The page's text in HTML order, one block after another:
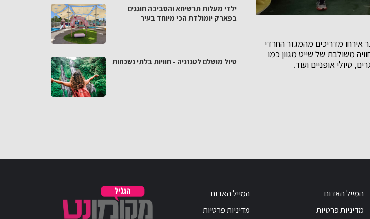
אירחו מדריכים מהמגזר החרדי
משולבת של שייט מגוון כמו
טיולי אופניים ועוד.
ילדי מעלות תרשיחא והסביבה חוגגים
בפארק יומולדת הכי מיוחד בעיר
טיול מושלם לטנזניה - חוויות בלתי נשכחות
המייל האדום
מדיניות פרטיות
המייל האדום
מדיניות פרטיות